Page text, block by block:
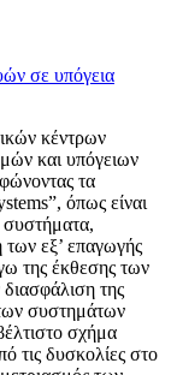
κέντρων
και υπόγειων
τα
όπως είναι
συστήματα,
των εξ’ επαγωγής
της έκθεσης των
της
των συστημάτων
σχήμα
δυσκολίες στο